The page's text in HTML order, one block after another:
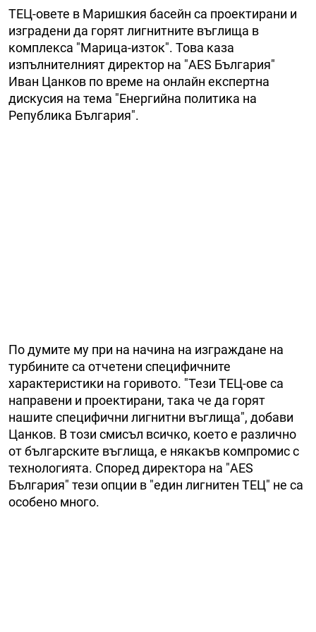
ТЕЦ-овете в Маришкия басейн са проектирани и
изградени да горят лигнитните въглища в
комплекса "Марица-изток". Това каза
изпълнителният директор на "AES България"
Иван Цанков по време на онлайн експертна
дискусия на тема "Енергийна политика на
Република България".
По думите му при на начина на изграждане на
турбините са отчетени специфичните
характеристики на горивото. "Тези ТЕЦ-ове са
направени и проектирани, така че да горят
нашите специфични лигнитни въглища", добави
Цанков. В този смисъл всичко, което е различно
от българските въглища, е някакъв компромис с
технологията. Според директора на "AES
България" тези опции в "един лигнитен ТЕЦ" не са
особено много.